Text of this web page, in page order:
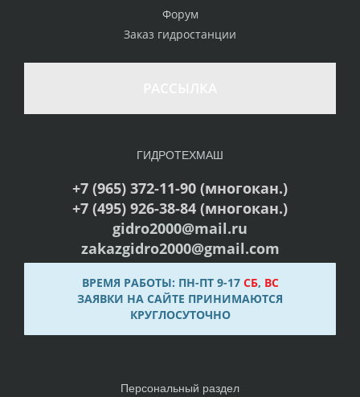
Форум
Заказ гидростанции
ГИДРОТЕХМАШ
+7 (965) 372-11-90 (многокан.)
+7 (495) 926-38-84 (многокан.)
gidro2000@mail.ru
zakazgidro2000@gmail.com
ВРЕМЯ РАБОТЫ: ПН-ПТ 9-17 СБ, ВС
ЗАЯВКИ НА САЙТЕ ПРИНИМАЮТСЯ
КРУГЛОСУТОЧНО
Персональный раздел